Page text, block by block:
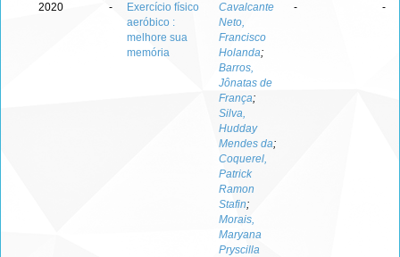
2020 -
Exercício físico
aeróbico :
melhore sua
memória
Cavalcante
Neto,
Francisco
Holanda;
Barros,
Jônatas de
França;
Silva,
Hudday
Mendes da;
Coquerel,
Patrick
Ramon
Stafin;
Morais,
Maryana
Pryscilla
- -